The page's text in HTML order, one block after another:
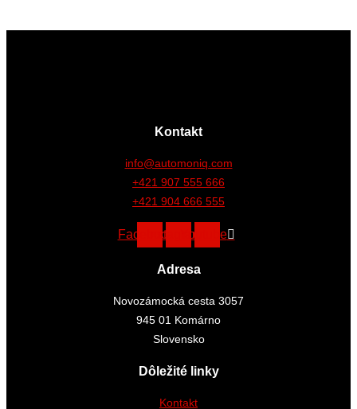
Kontakt
info@automoniq.com
+421 907 555 666
+421 904 666 555
FacebookInstagramYoutube
Adresa
Novozámocká cesta 3057
945 01 Komárno
Slovensko
Dôležité linky
Kontakt